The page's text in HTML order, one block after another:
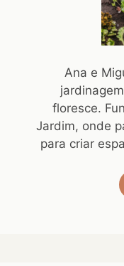
Ana e
floresce.
Jardim, onde
para criar